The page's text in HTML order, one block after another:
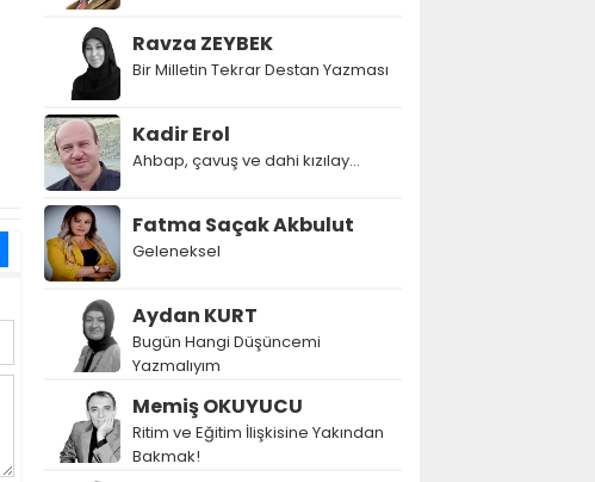
Ravza ZEYBEK
Bir Milletin Tekrar Destan Yazması
Kadir Erol
Ahbap, çavuş ve dahi kızılay...
Fatma Saçak Akbulut
Geleneksel
Aydan KURT
Bugün Hangi Düşüncemi
Yazmalıyım
Memiş OKUYUCU
Ritim ve Eğitim İlişkisine Yakından
Bakmak!